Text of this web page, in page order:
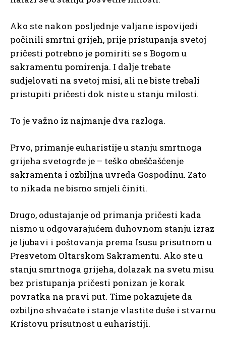
Ako ste nakon posljednje valjane ispovijedi
počinili smrtni grijeh, prije pristupanja svetoj
pričesti potrebno je pomiriti se s Bogom u
sakramentu pomirenja. I dalje trebate
sudjelovati na svetoj misi, ali ne biste trebali
pristupiti pričesti dok niste u stanju milosti.
To je važno iz najmanje dva razloga.
Prvo, primanje euharistije u stanju smrtnoga
grijeha svetogrđe je – teško obeščašćenje
sakramenta i ozbiljna uvreda Gospodinu. Zato
to nikada ne bismo smjeli činiti.
Drugo, odustajanje od primanja pričesti kada
nismo u odgovarajućem duhovnom stanju izraz
je ljubavi i poštovanja prema Isusu prisutnom u
Presvetom Oltarskom Sakramentu. Ako ste u
stanju smrtnoga grijeha, dolazak na svetu misu
bez pristupanja pričesti ponizan je korak
povratka na pravi put. Time pokazujete da
ozbiljno shvaćate i stanje vlastite duše i stvarnu
Kristovu prisutnost u euharistiji.